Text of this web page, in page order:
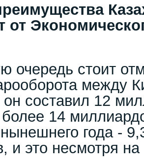
от
очередь стоит
между
составил 12
14
года -
и это несмотря